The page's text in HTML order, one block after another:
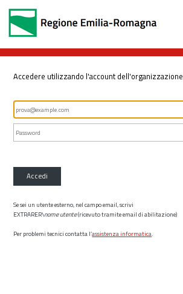
Accedere utilizzando l'account dell'organizzazione
Accedi
Se sei un utente esterno, nel campo email, scrivi
EXTRARER\nome utente(ricevuto tramite email di abilitazione)
Per problemi tecnici contatta l’assistenza informatica.